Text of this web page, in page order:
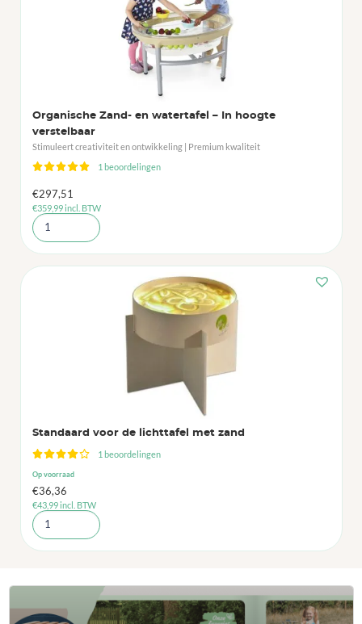
Organische Zand- en watertafel – In hoogte
verstelbaar
Stimuleert creativiteit en ontwikkeling | Premium kwaliteit
1 beoordelingen
€297,51
€359,99incl. BTW
Standaard voor de lichttafel met zand
1 beoordelingen
Op voorraad
€36,36
€43,99incl. BTW